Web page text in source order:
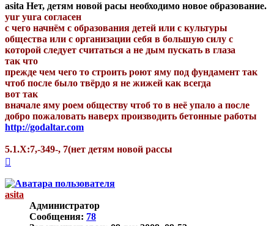
asita Нет, детям новой расы необходимо новое образование.
yur yura согласен
с чего начнём с образования детей или с культуры
общества или с организации себя в большую силу с
которой следует считаться а не дым пускать в глаза
так что
прежде чем чего то строить роют яму под фундамент так
чтоб после было твёрдо я не жижей как всегда
вот так
вначале яму роем обществу чтоб то в неё упало а после
добро пожаловать наверх производить бетонные работы
http://godaltar.com
5.1.Х:7,-349-, 7(нет детям новой рассы
началу
asita
Администратор
Сообщения: 78